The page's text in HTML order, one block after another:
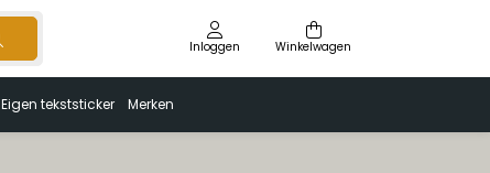
Inloggen Winkelwagen
Eigen tekststicker Merken